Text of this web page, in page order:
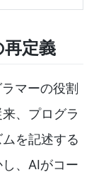
定義
マーの役割
、プログラ
を記述する
、AIがコー